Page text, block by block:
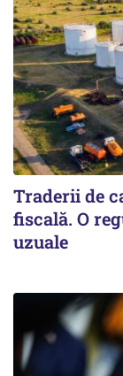
Traderii de
fiscală. O
uzuale